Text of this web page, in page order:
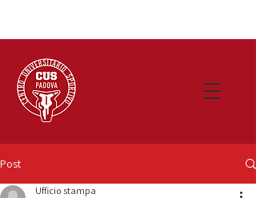
Post
Ufficio stampa